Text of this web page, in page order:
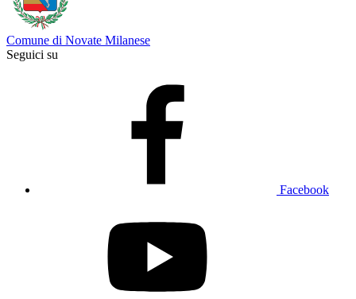
Comune di Novate Milanese
Seguici su
Facebook